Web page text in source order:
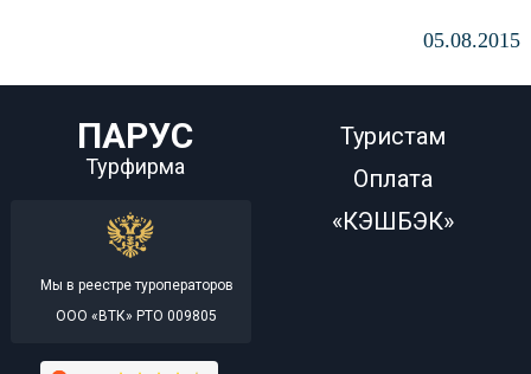
05.08.2015
ПАРУС
Турфирма
Мы в реестре туроператоров
ООО «ВТК» РТО 009805
Туристам
Оплата
«КЭШБЭК»